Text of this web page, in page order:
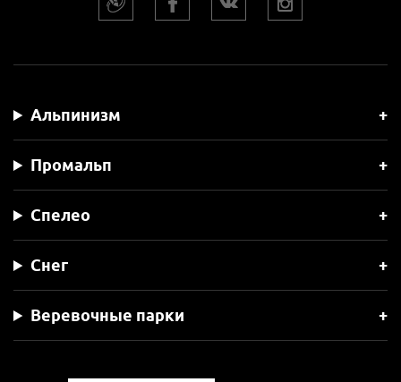
Альпинизм
Промальп
Спелео
Снег
Веревочные парки